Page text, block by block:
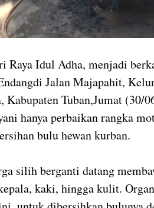
Raya Idul Adha, menjadi
Jalan Majapahit,
Kabupaten Tuban,Jumat (30/
hanya perbaikan rangka
bulu hewan kurban.
silih berganti datang
kaki, hingga kulit.